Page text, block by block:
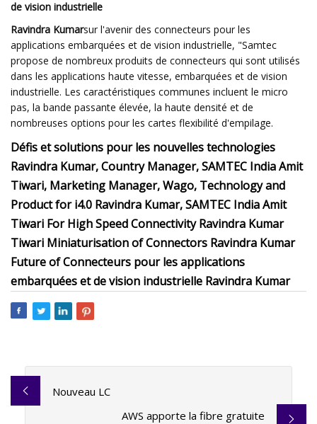
de vision industrielle
Ravindra Kumarsur l'avenir des connecteurs pour les
applications embarquées et de vision industrielle, "Samtec
propose de nombreux produits de connecteurs qui sont utilisés
dans les applications haute vitesse, embarquées et de vision
industrielle. Les caractéristiques communes incluent le micro
pas, la bande passante élevée, la haute densité et de
nombreuses options pour les cartes flexibilité d'empilage.
Défis et solutions pour les nouvelles technologies
Ravindra Kumar, Country Manager, SAMTEC India Amit
Tiwari, Marketing Manager, Wago, Technology and
Product for i4.0 Ravindra Kumar, SAMTEC India Amit
Tiwari For High Speed ​​Connectivity Ravindra Kumar
Tiwari Miniaturisation of Connectors Ravindra Kumar
Future of Connecteurs pour les applications
embarquées et de vision industrielle Ravindra Kumar
Nouveau LC
AWS apporte la fibre gratuite